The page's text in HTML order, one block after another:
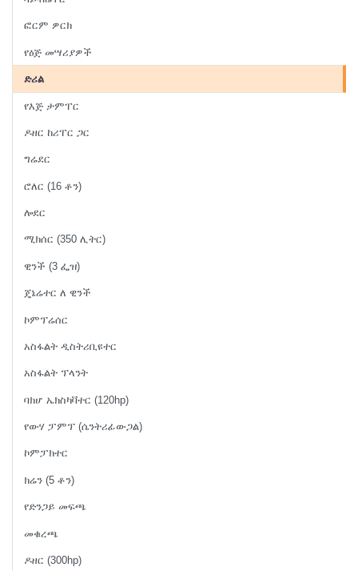
ፎርም ዎርክ
የዕጅ መሣሪያዎች
ድሪል
የእጅ ታምፐር
ዶዘር ከሪፐር ጋር
ግሬደር
ሮለር (16 ቶን)
ሎደር
ሚክሰር (350 ሊትር)
ዊንች (3 ፌዝ)
ጄኔሬተር ለ ዊንች
ኮምፕሬሰር
አስፋልት ዲስትሪቢዩተር
አስፋልት ፕላንት
ባክሆ ኤክስካቫተር (120hp)
የውሃ ፓምፕ (ሴንትሪፊውጋል)
ኮምፓክተር
ክሬን (5 ቶን)
የድንጋይ መፍጫ
መቁረጫ
ዶዘር (300hp)